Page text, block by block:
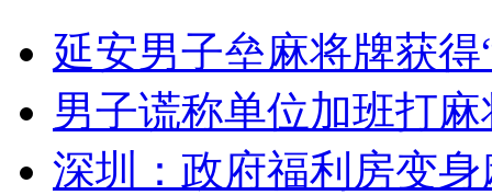
女孩北京地铁殴打老人 痛下狠手拳打脚踢
延安男子垒麻将牌获得
男子谎称单位加班打
深圳：政府福利房变